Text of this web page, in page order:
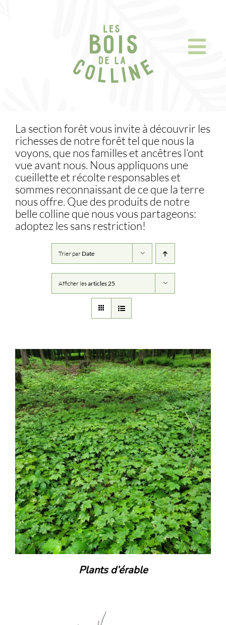
La section forêt vous invite à découvrir les
richesses de notre forêt tel que nous la
voyons, que nos familles et ancêtres l’ont
vue avant nous. Nous appliquons une
cueillette et récolte responsables et
sommes reconnaissant de ce que la terre
nous offre. Que des produits de notre
belle colline que nous vous partageons:
adoptez les sans restriction!
Trier par Date
Afficher lesarticles 25
Plants d’érable